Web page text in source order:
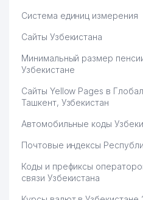
Система единиц измерения
Сайты Узбекистана
Минимальный размер
Узбекистане
Сайты Yellow Pages в
Ташкент, Узбекистан
Автомобильные коды
Почтовые индексы
Коды и префиксы
связи Узбекистана